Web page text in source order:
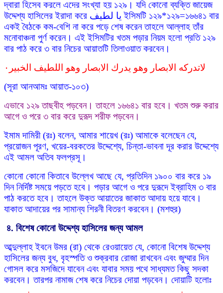
দ্বারা হিসেব করলে এদের সংখ্যা হয় ১২৯। যদি কোনো ব্যক্তি জায়েজ
উদ্দেশ্য হাসিলের ইরাদা করে يا لطيف ইসিমটি ১২৯*১২৯=১৬৬৪১ বার
একই বৈঠকে কম-বেশি না করে পড়ে শেষ করেন তাহলে আল্লাহ তাঁর
মনোবাঞ্চনা পুর্ণ করেন। এই ইসিমটির খতম পড়ার নিয়ম হলো প্রতি ১২৯
বার পাঠ করে ৩ বার নিচের আয়াতটি তিলাওয়াত করবেন।
لاتدركه الابصار وهو يدرك الابصار وهو اللطيف الخبير٠
(সূরা আনআমঃ আয়াত-১০৩)
এভাবে ১২৯ তাছবীহ পড়বেন। তাহলে ১৬৬৪১ বার হবে। খতম শুরু করার
আগে ও পরে ৩ বার করে দুরূদ শরীফ পড়বেন।
ইমাম দামিরী (রঃ) বলেন, আমার শায়েখ (রঃ) আমাকে বলেছেন যে,
প্রয়োজন পূরণ, খয়ের-বরকতের উদ্দেশ্যে, চিন্তা-ভাবনা দূর করার উদ্দেশ্যে
এই আমল অতিব ফলপ্রসূ।
কোনো কোনো কিতাবে উল্লেখ আছে যে, প্রতিদিন ১৯০০ বার করে ১৯
দিন নির্দিষ্ট সময়ে পড়তে হবে। পড়ার আগে ও পরে দুরূদে ইব্রাহিম ৩ বার
পাঠ করতে হবে। তাহলে উক্ত আয়াতের জাকাত আদায় হয়ে যাবে।
যাকাত আদায়ের পর সামান্য শিরনী বিতরণ করবেন। (মশহুর)
৪. বিশেষকোনো উদ্দেশ্য হাসিলের জন্য আমল
আব্দুল্লাহ ইবনে উমর (রা) থেকে রেওয়ায়েত যে, কোনো বিশেষ উদ্দেশ্য
হাসিলের জন্য বুধ, বৃহস্পতি ও শুক্রবার রোজা রাখবেন এবং জুম্মার দিন
গোসল করে মসজিদে যাবেন এবং যাবার সময় পথে সাধ্যমত কিছু সদকা
করবেন। তারপর নামাজ শেষ করে নিচের দোয়া পড়বেন। দোয়াটি হলোঃ